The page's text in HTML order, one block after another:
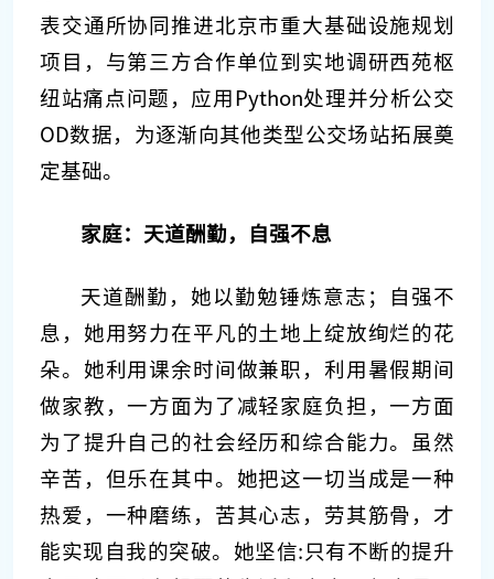
表交通所协同推进北京市重大基础设施规划
项目，与第三方合作单位到实地调研西苑枢
纽站痛点问题，应用Python处理并分析公交
OD数据，为逐渐向其他类型公交场站拓展奠
定基础。
家庭：天道酬勤，自强不息
天道酬勤，她以勤勉锤炼意志；自强不
息，她用努力在平凡的土地上绽放绚烂的花
朵。她利用课余时间做兼职，利用暑假期间
做家教，一方面为了减轻家庭负担，一方面
为了提升自己的社会经历和综合能力。虽然
辛苦，但乐在其中。她把这一切当成是一种
热爱，一种磨练，苦其心志，劳其筋骨，才
能实现自我的突破。她坚信:只有不断的提升